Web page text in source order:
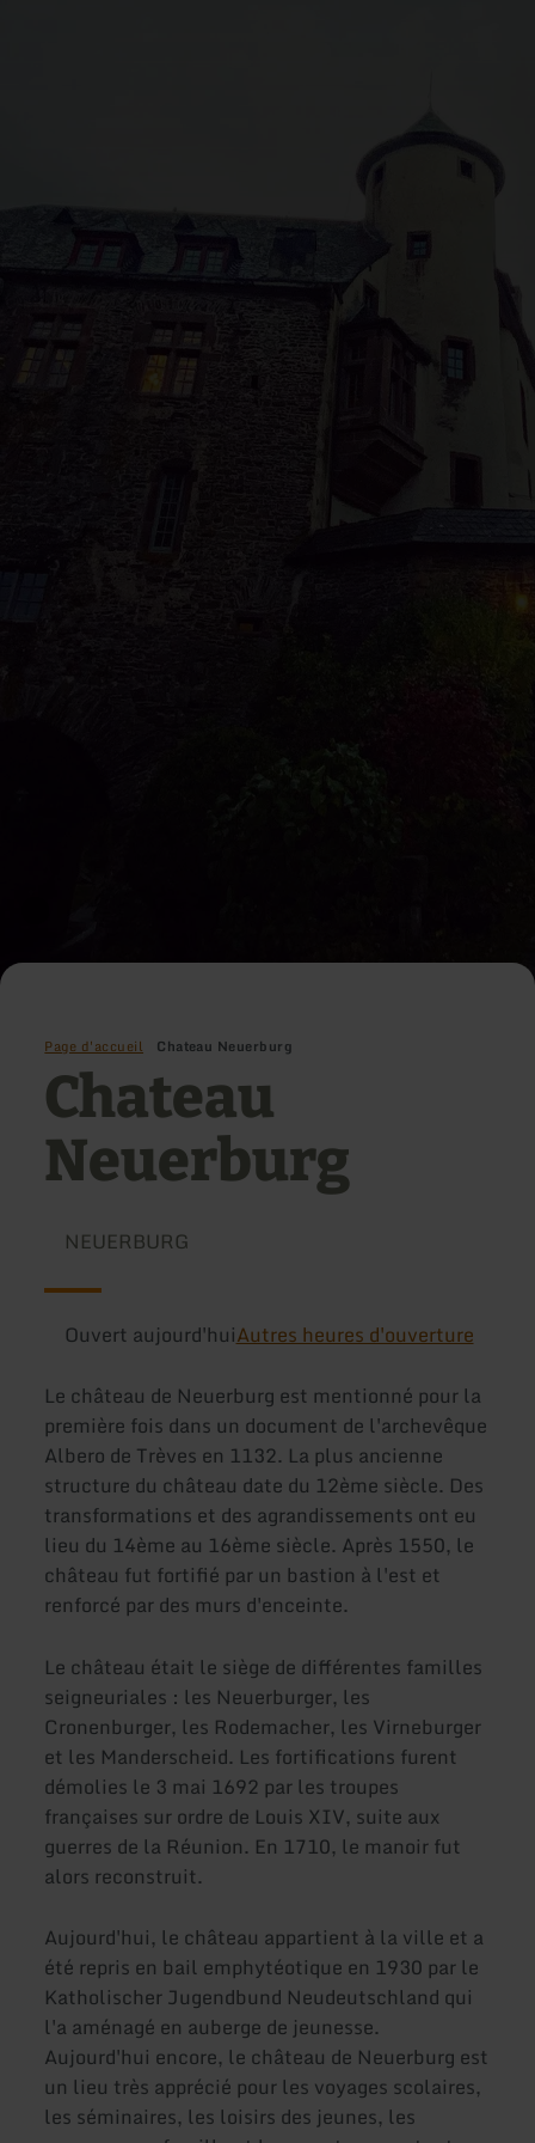
Page d'accueil Chateau Neuerburg
Chateau
Neuerburg
NEUERBURG
Ouvert aujourd'huiAutres heures d'ouverture
Le château de Neuerburg est mentionné pour la
première fois dans un document de l'archevêque
Albero de Trèves en 1132. La plus ancienne
structure du château date du 12ème siècle. Des
transformations et des agrandissements ont eu
lieu du 14ème au 16ème siècle. Après 1550, le
château fut fortifié par un bastion à l'est et
renforcé par des murs d'enceinte.
Le château était le siège de différentes familles
seigneuriales : les Neuerburger, les
Cronenburger, les Rodemacher, les Virneburger
et les Manderscheid. Les fortifications furent
démolies le 3 mai 1692 par les troupes
françaises sur ordre de Louis XIV, suite aux
guerres de la Réunion. En 1710, le manoir fut
alors reconstruit.
Aujourd'hui, le château appartient à la ville et a
été repris en bail emphytéotique en 1930 par le
Katholischer Jugendbund Neudeutschland qui
l'a aménagé en auberge de jeunesse.
Aujourd'hui encore, le château de Neuerburg est
un lieu très apprécié pour les voyages scolaires,
les séminaires, les loisirs des jeunes, les